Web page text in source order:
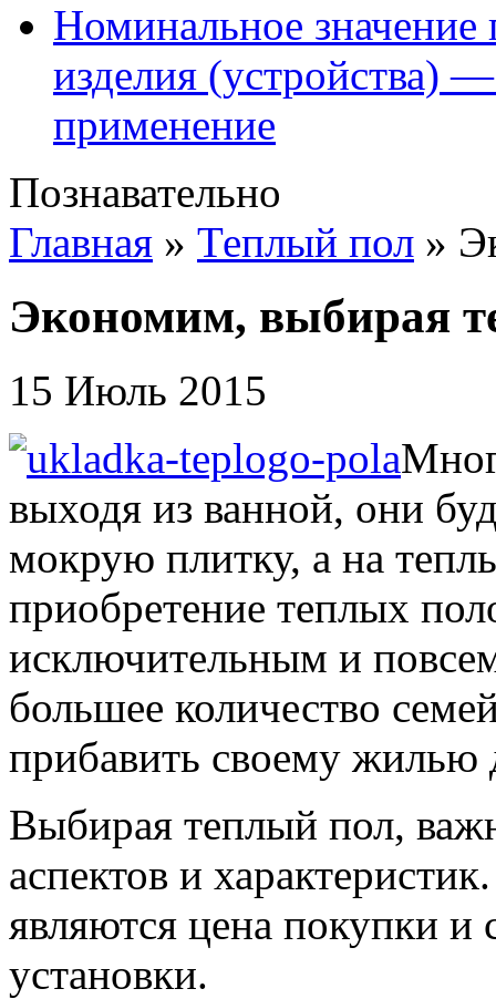
Номинальное значение
изделия (устройства)
применение
Познавательно
Главная » Теплый пол »
Экономим, выбирая
15 Июль 2015
выходя из ванной, они
мокрую плитку, а на
приобретение теплых
исключительным и
большее количество
прибавить своему жилью
Выбирая теплый пол,
аспектов и
являются цена покупки и
установки.